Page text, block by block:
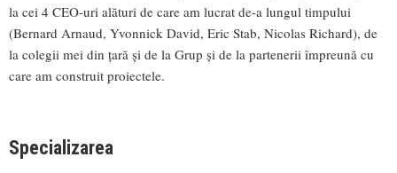
la cei 4 CEO-uri alături de care am lucrat de-a lungul timpului
(Bernard Arnaud, Yvonnick David, Eric Stab, Nicolas Richard), de
la colegii mei din țară și de la Grup și de la partenerii împreună cu
care am construit proiectele.
Specializarea